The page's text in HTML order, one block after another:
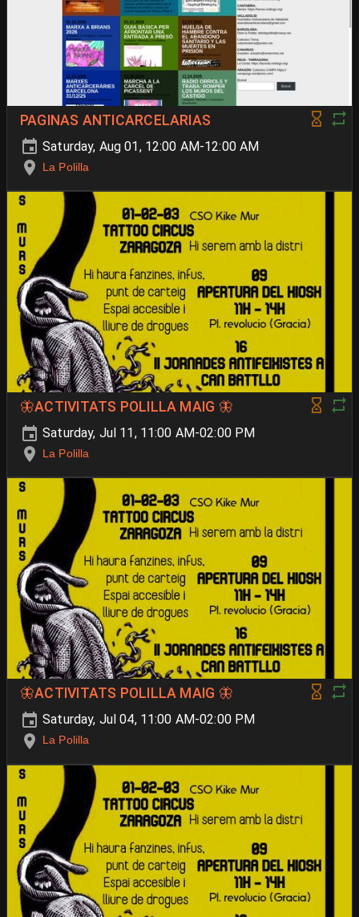
PAGINAS ANTICARCELARIAS
Saturday, Aug 01, 12:00 AM-12:00 AM
La Polilla
🦋ACTIVITATS POLILLA MAIG 🦋
Saturday, Jul 11, 11:00 AM-02:00 PM
La Polilla
🦋ACTIVITATS POLILLA MAIG 🦋
Saturday, Jul 04, 11:00 AM-02:00 PM
La Polilla